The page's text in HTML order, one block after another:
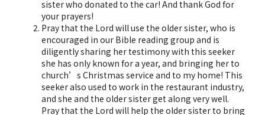
sister who donated to the car! And thank God for
your prayers!
Pray that the Lord will use the older sister, who is
encouraged in our Bible reading group and is
diligently sharing her testimony with this seeker
she has only known for a year, and bringing her to
church’s Christmas service and to my home! This
seeker also used to work in the restaurant industry,
and she and the older sister get along very well.
Pray that the Lord will help the older sister to bring